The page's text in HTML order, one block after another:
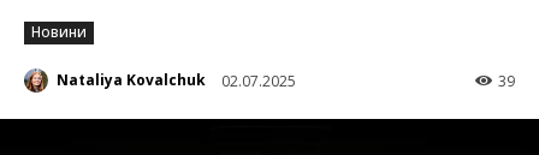
Новини
Nataliya Kovalchuk 02.07.2025 39